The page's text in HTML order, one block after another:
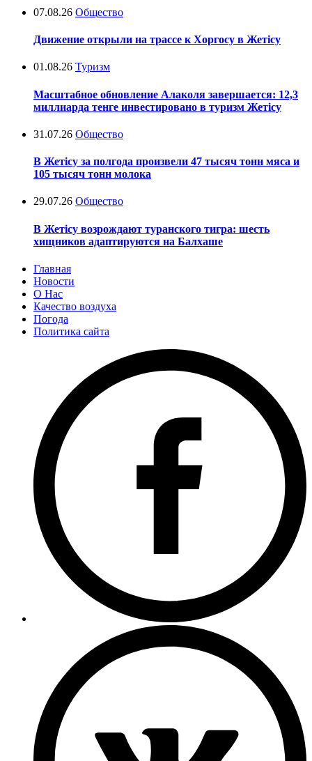
07.08.26 Общество
Движение открыли на трассе к Хоргосу в Жетісу
01.08.26 Туризм
Масштабное обновление Алаколя завершается: 12,3
миллиарда тенге инвестировано в туризм Жетісу
31.07.26 Общество
В Жетісу за полгода произвели 47 тысяч тонн мяса и
105 тысяч тонн молока
29.07.26 Общество
В Жетісу возрождают туранского тигра: шесть
хищников адаптируются на Балхаше
Главная
Новости
О Нас
Качество воздуха
Погода
Политика сайта